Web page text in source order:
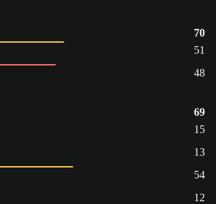
70
51
48
69
15
13
54
12